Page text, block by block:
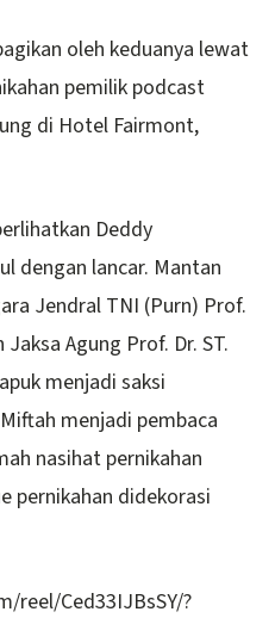
oleh keduanya lewat
pemilik podcast
di Hotel Fairmont,
Deddy
dengan lancar. Mantan
Jendral TNI (Purn) Prof.
Agung Prof. Dr. ST.
menjadi saksi
menjadi pembaca
nasihat pernikahan
pernikahan didekorasi
reel/Ced33IJBsSY/?